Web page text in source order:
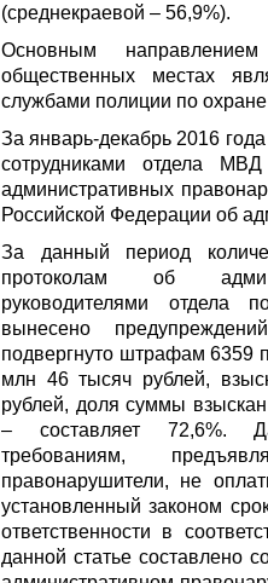
(среднекраевой – 56,9%).
Основным
общественных местах
службами полиции по
За январь-декабрь 2016
сотрудниками отдела
административных
Российской Федерации об
За данный период
протоколам об
руководителями отдела
вынесено
подвергнуто штрафам 6359
млн 46 тысяч рублей,
рублей, доля суммы
– составляет 72,6%.
требованиям,
правонарушители, не
установленный законом
ответственности в
данной статье составлено